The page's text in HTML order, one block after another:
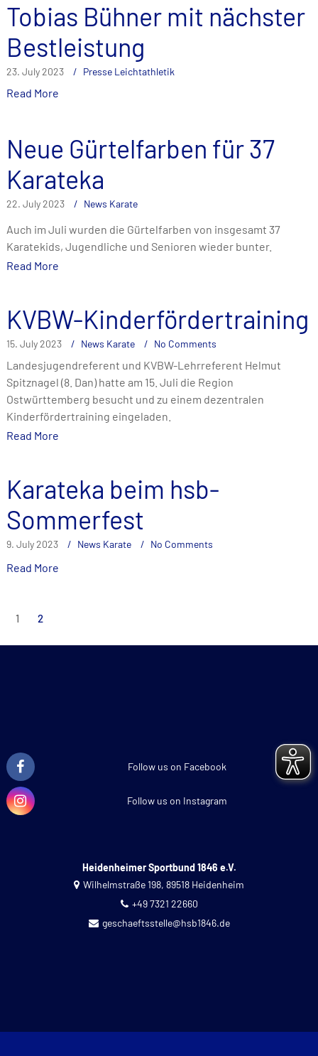
Tobias Bühner mit nächster
Bestleistung
23. July 2023 Presse Leichtathletik
Read More
Neue Gürtelfarben für 37
Karateka
22. July 2023 News Karate
Auch im Juli wurden die Gürtelfarben von insgesamt 37
Karatekids, Jugendliche und Senioren wieder bunter.
Read More
KVBW-Kinderfördertraining
15. July 2023 News Karate No Comments
Landesjugendreferent und KVBW-Lehrreferent Helmut
Spitznagel (8. Dan) hatte am 15. Juli die Region
Ostwürttemberg besucht und zu einem dezentralen
Kinderfördertraining eingeladen.
Read More
Karateka beim hsb-
Sommerfest
9. July 2023 News Karate No Comments
Read More
Posts
pagination
1 2
Follow us on Facebook
Follow us on Instagram
Heidenheimer Sportbund 1846 e.V.
Wilhelmstraße 198, 89518 Heidenheim
+49 7321 22660
geschaeftsstelle@hsb1846.de